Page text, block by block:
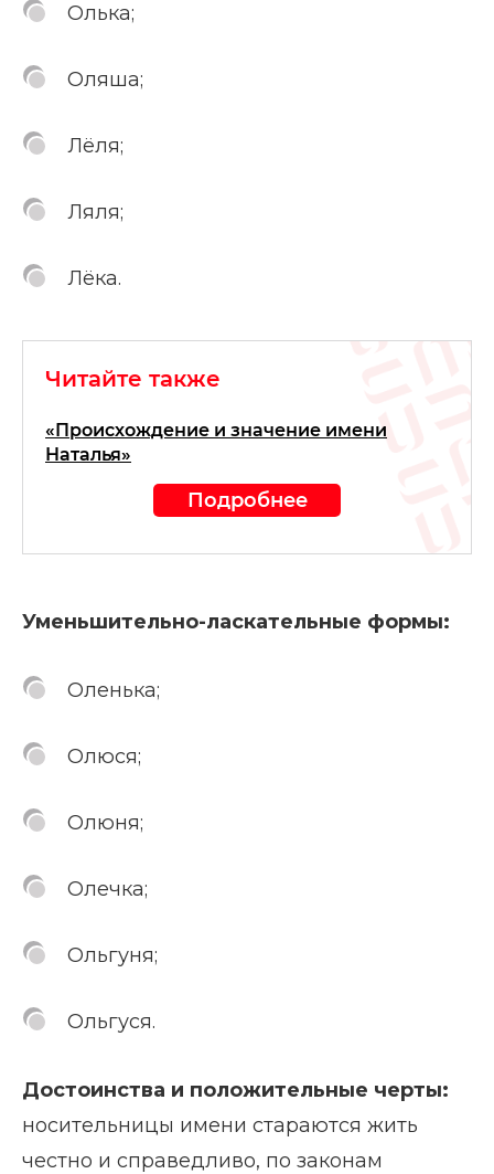
Олька;
Оляша;
Лёля;
Ляля;
Лёка.
Читайте также
«Происхождение и значение имени
Наталья»
Подробнее
Уменьшительно-ласкательные формы:
Оленька;
Олюся;
Олюня;
Олечка;
Ольгуня;
Ольгуся.
Достоинства и положительные черты:
носительницы имени стараются жить
честно и справедливо, по законам